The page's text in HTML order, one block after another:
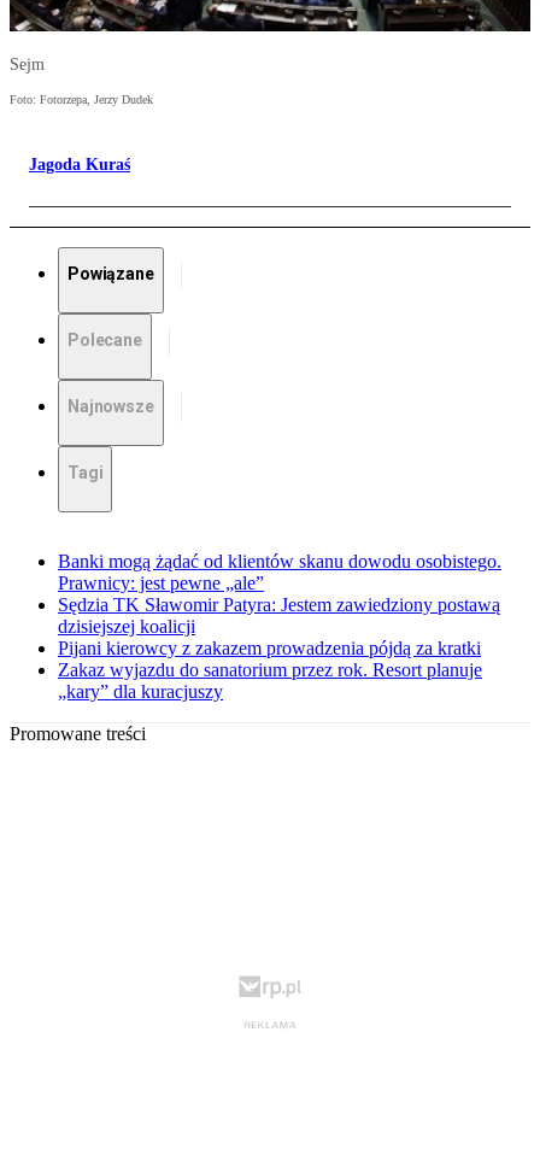
Sejm
Foto: Fotorzepa, Jerzy Dudek
Jagoda Kuraś
Powiązane
Polecane
Najnowsze
Tagi
Banki mogą żądać od klientów skanu dowodu osobistego.
Prawnicy: jest pewne „ale”
Sędzia TK Sławomir Patyra: Jestem zawiedziony postawą
dzisiejszej koalicji
Pijani kierowcy z zakazem prowadzenia pójdą za kratki
Zakaz wyjazdu do sanatorium przez rok. Resort planuje
„kary” dla kuracjuszy
Promowane treści